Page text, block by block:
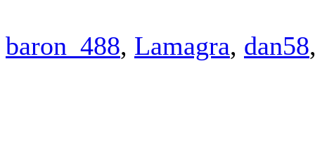
baron_488, Lamagra, dan58